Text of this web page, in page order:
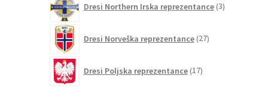
Dresi Northern Irska reprezentance 3izdelki
Dresi Norveška reprezentance 27izdelkov
Dresi Poljska reprezentance 17izdelkov